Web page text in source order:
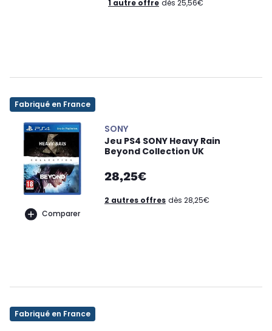
1 autre offre dès 25,56€
Fabriqué en France
Comparer
SONY
Jeu PS4 SONY Heavy Rain
Beyond Collection UK
28,25€
2 autres offres dès 28,25€
Fabriqué en France